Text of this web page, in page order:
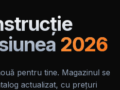
2026
pentru tine. Magazinul se
actualizat, cu prețuri